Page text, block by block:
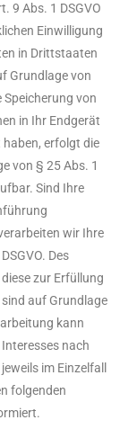
9 Abs. 1 DSGVO
Einwilligung
in Drittstaaten
Grundlage von
Speicherung von
in Ihr Endgerät
haben, erfolgt die
von § 25 Abs. 1
Sind Ihre
wir Ihre
Des
zur Erfüllung
auf Grundlage
kann
nach
im Einzelfall
folgenden